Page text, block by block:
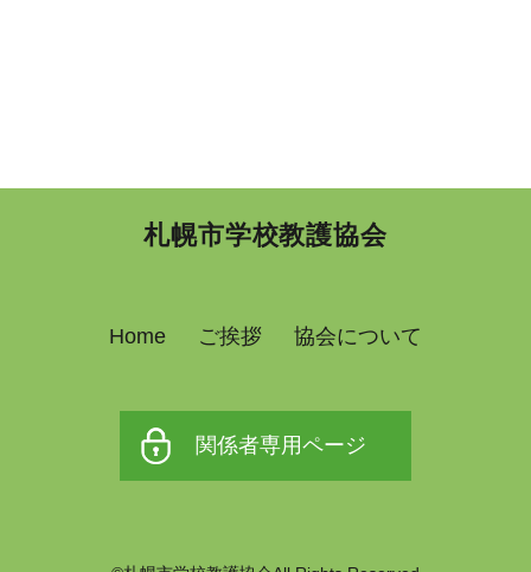
札幌市学校教護協会
Home ご挨拶 協会について
関係者専用ページ